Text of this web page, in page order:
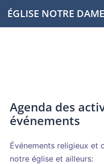
Aller
auÉGLISE NOTRE
Agenda des
événements
Événements religieux et
notre église et ailleurs: